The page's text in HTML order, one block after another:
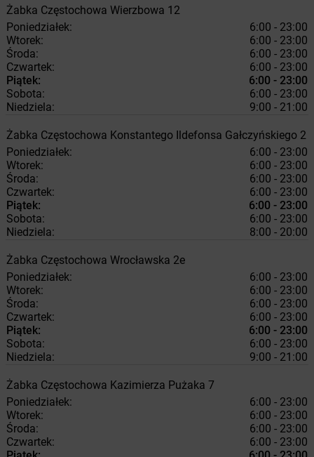
Żabka Częstochowa Wierzbowa 12
Poniedziałek:
6:00 - 23:00
Wtorek:
6:00 - 23:00
Środa:
6:00 - 23:00
Czwartek:
6:00 - 23:00
Piątek:
6:00 - 23:00
Sobota:
6:00 - 23:00
Niedziela:
9:00 - 21:00
Żabka Częstochowa Konstantego Ildefonsa Gałczyńskiego 2
Poniedziałek:
6:00 - 23:00
Wtorek:
6:00 - 23:00
Środa:
6:00 - 23:00
Czwartek:
6:00 - 23:00
Piątek:
6:00 - 23:00
Sobota:
6:00 - 23:00
Niedziela:
8:00 - 20:00
Żabka Częstochowa Wrocławska 2e
Poniedziałek:
6:00 - 23:00
Wtorek:
6:00 - 23:00
Środa:
6:00 - 23:00
Czwartek:
6:00 - 23:00
Piątek:
6:00 - 23:00
Sobota:
6:00 - 23:00
Niedziela:
9:00 - 21:00
Żabka Częstochowa Kazimierza Pużaka 7
Poniedziałek:
6:00 - 23:00
Wtorek:
6:00 - 23:00
Środa:
6:00 - 23:00
Czwartek:
6:00 - 23:00